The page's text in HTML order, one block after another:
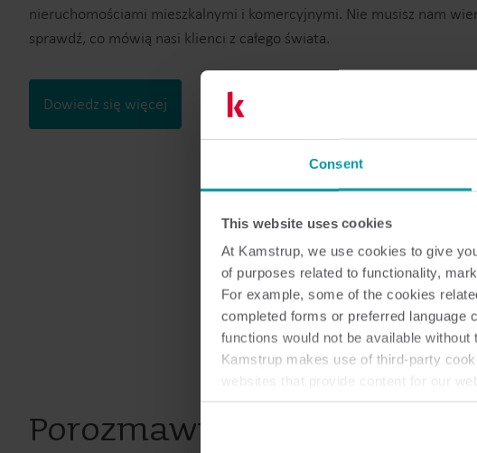
Consent
This website uses cookies
At Kamstrup, we use cookies to give
of purposes related to functionality,
For example, some of the cookies
completed forms or preferred language
functions would not be available without
Kamstrup makes use of third-party
You can at any time change or
nieruchomościami mieszkalnymi i komercyjnymi. Nie musisz nam
sprawdź, co mówią nasi klienci z całego świata.
Dowiedz się więcej
Porozmawiajmy